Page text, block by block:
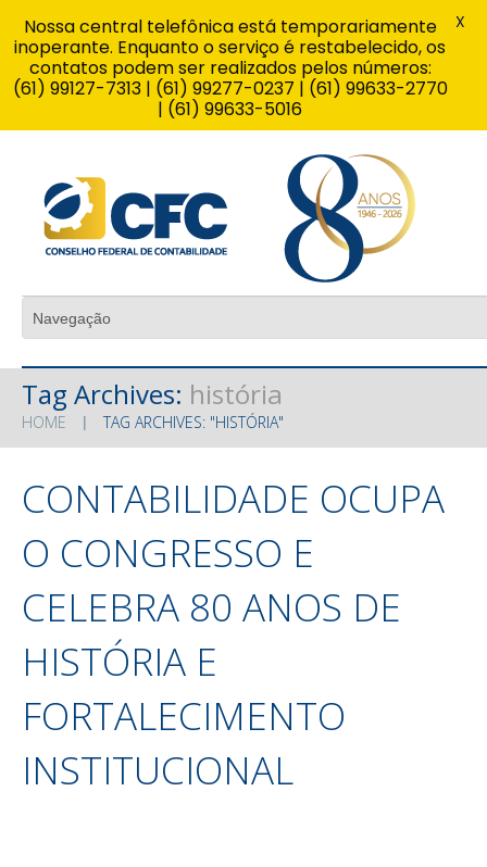
Tag Archives: história
HOME TAG ARCHIVES: "HISTÓRIA"
CONTABILIDADE OCUPA
O CONGRESSO E
CELEBRA 80 ANOS DE
HISTÓRIA E
FORTALECIMENTO
INSTITUCIONAL
Nossa central telefônica está temporariamente
inoperante. Enquanto o serviço é restabelecido, os
contatos podem ser realizados pelos números:
(61) 99127-7313 | (61) 99277-0237 | (61) 99633-2770
| (61) 99633-5016
X